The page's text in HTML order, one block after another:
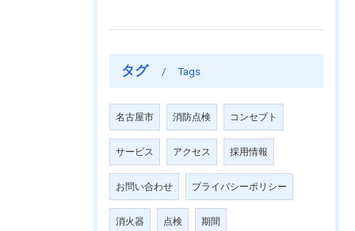
タグ Tags
名古屋市 消防点検 コンセプト
サービス アクセス 採用情報
お問い合わせ プライバシーポリシー
消火器 点検 期間